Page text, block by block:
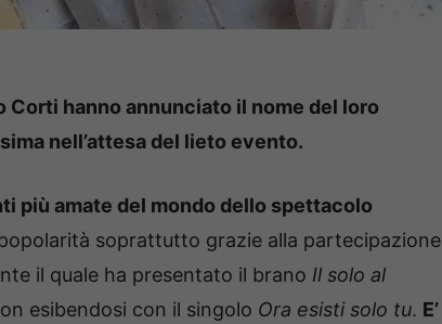
Corti hanno annunciato il nome del loro
nell’attesa del lieto evento.
più amate del mondo dello spettacolo
soprattutto grazie alla partecipazione
il quale ha presentato il brano Il solo al
esibendosi con il singolo Ora esisti solo tu. E’